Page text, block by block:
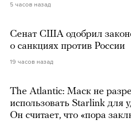
5 часов назад
Сенат США одобрил
о санкциях против России
19 часов назад
The Atlantic: Маск не
использовать Starlink для
Он считает, что «пора